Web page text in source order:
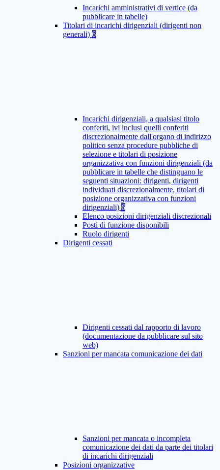
Incarichi amministrativi di vertice (da
pubblicare in tabelle)
Titolari di incarichi dirigenziali (dirigenti non
generali) 6
Incarichi dirigenziali, a qualsiasi titolo
conferiti, ivi inclusi quelli conferiti
discrezionalmente dall'organo di indirizzo
politico senza procedure pubbliche di
selezione e titolari di posizione
organizzativa con funzioni dirigenziali (da
pubblicare in tabelle che distinguano le
seguenti situazioni: dirigenti, dirigenti
individuati discrezionalmente, titolari di
posizione organizzativa con funzioni
dirigenziali) 6
Elenco posizioni dirigenziali discrezionali
Posti di funzione disponibili
Ruolo dirigenti
Dirigenti cessati
Dirigenti cessati dal rapporto di lavoro
(documentazione da pubblicare sul sito
web)
Sanzioni per mancata comunicazione dei dati
Sanzioni per mancata o incompleta
comunicazione dei dati da parte dei titolari
di incarichi dirigenziali
Posizioni organizzative